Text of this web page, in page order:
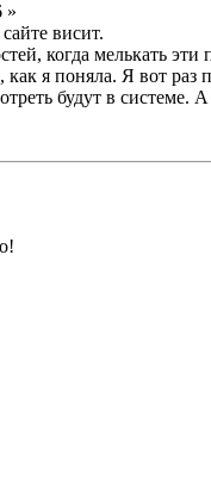
»
висит.
когда мелькать
как я поняла. Я вот
будут в системе.